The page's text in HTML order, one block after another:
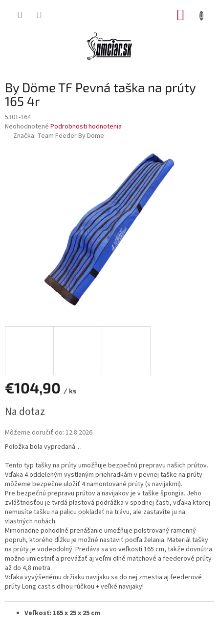
By Döme TF Pevná taška na prúty
165 4r
5301-164
Priemerné
hodnotenie
Neohodnotené Podrobnosti hodnotenia
Značka: Team Feeder By Döme
€104,90 / ks
cena:
Na dotaz
Môžeme doručiť do: 12.8.2026
Položka bola vypredaná…
Tento typ tašky na prúty umožňuje bezpečnú prepravu našich prútov.
Vďaka 4 oddeleným vystlaným priehradkám v pevnej taške na prúty
môžeme bezpečne uložiť 4 namontované prúty (s navijakmi).
Pre bezpečnú prepravu prútov a navijakov je v taške špongia. Jeho
zvláštnosťou je tvrdá plastová podrážka v spodnej časti, vďaka ktorej
nemusíte tašku na palicu pokladať na trávu, ale zastavíte ju na
vlastných nohách.
Mimoriadne pohodlné prenášanie umožňuje polstrovaný ramenný
popruh, ktorého dĺžku je možné nastaviť podľa želania. Materiál tašky
na prúty je vodeodolný. Predáva sa vo veľkosti 165 cm, takže dovnútra
možno umiestniť a prevážať aj veľmi dlhé matchové a feederové prúty
až do 4,8 metra.
Vďaka vyvýšenému držiaku navijaku sa do nej zmestia aj feederové
prúty Long cast s dlhou rúčkou + veľké navijaky!
Veľkosť: 165 x 25 x 25 cm